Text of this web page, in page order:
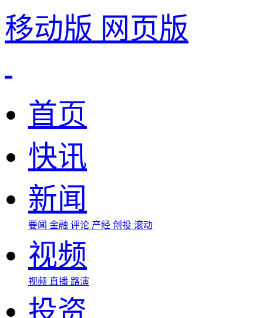
移动版 网页版
首页
快讯
新闻
要闻 金融 评论 产经 创投 滚动
视频
视频 直播 路演